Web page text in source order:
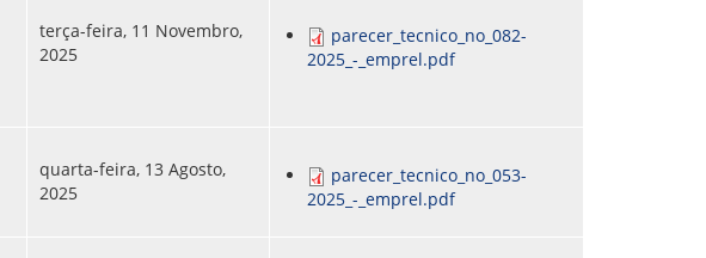
terça-feira, 11 Novembro,
2025
parecer_tecnico_no_082-
2025_-_emprel.pdf
quarta-feira, 13 Agosto,
2025
parecer_tecnico_no_053-
2025_-_emprel.pdf